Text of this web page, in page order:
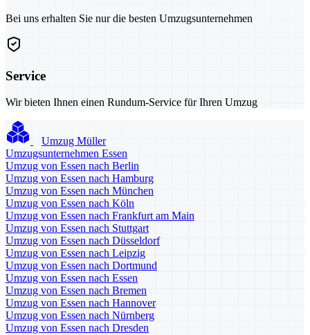
Bei uns erhalten Sie nur die besten Umzugsunternehmen
Service
Wir bieten Ihnen einen Rundum-Service für Ihren Umzug
Umzug Müller
Umzugsunternehmen Essen
Umzug von Essen nach Berlin
Umzug von Essen nach Hamburg
Umzug von Essen nach München
Umzug von Essen nach Köln
Umzug von Essen nach Frankfurt am Main
Umzug von Essen nach Stuttgart
Umzug von Essen nach Düsseldorf
Umzug von Essen nach Leipzig
Umzug von Essen nach Dortmund
Umzug von Essen nach Essen
Umzug von Essen nach Bremen
Umzug von Essen nach Hannover
Umzug von Essen nach Nürnberg
Umzug von Essen nach Dresden